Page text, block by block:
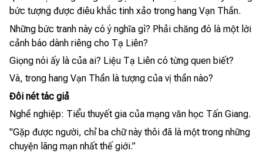
bức tượng được điêu khắc tinh xảo trong hang Vạn Thần.
Những bức tranh này có ý nghĩa gì? Phải chăng đó là một lời
cảnh báo dành riêng cho Tạ Liên?
Giọng nói ấy là của ai? Liệu Tạ Liên có từng quen biết?
Và, trong hang Vạn Thần là tượng của vị thần nào?
Đôi nét tác giả
Nghề nghiệp: Tiểu thuyết gia của mạng văn học Tấn Giang.
"Gặp được người, chỉ ba chữ này thôi đã là một trong những
chuyện lãng mạn nhất thế giới.”